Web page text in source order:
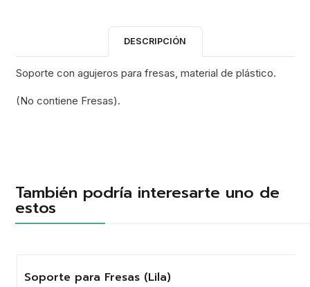
DESCRIPCIÓN
Soporte con agujeros para fresas, material de plástico.
(No contiene Fresas).
También podría interesarte uno de
estos
Soporte para Fresas (Lila)